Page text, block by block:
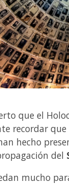
que el
recordar
hecho
del
mucho